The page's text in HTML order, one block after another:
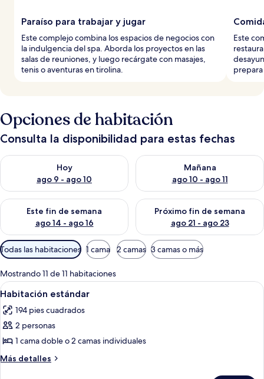
Paraíso para trabajar y jugar
Este complejo combina los espacios de negocios con
la indulgencia del spa. Aborda los proyectos en las
salas de reuniones, y luego recárgate con masajes,
tenis o aventuras en tirolina.
Este
Opciones de habitación
Consulta la disponibilidad para estas fechas
Hoy
ago 9 - ago 10
Consulta la disponibilidad para hoy ago 9 - ago 10
Mañana
ago 10 - ago 11
Consulta la disponibilidad
Este fin de semana
ago 14 - ago 16
Consulta la disponibilidad para este fin de semana ago 14 -
Próximo fin de semana
ago 21 - ago 23
Consulta la disponibilidad
Filtros
disponibles
para
las
habitaciones
Todas las habitaciones 1 cama 2 camas 3 camas o más
Mostrando 11 de 11 habitaciones
Abrir
todas
las
fotos
de
Habitación
Habitación de hotel con cama,
4
Habitación estándar
194 pies cuadrados
2 personas
1 cama doble o 2 camas individuales
Más detalles
Más